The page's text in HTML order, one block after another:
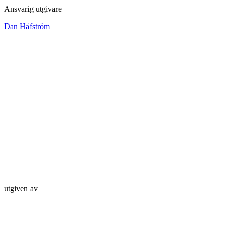
Ansvarig utgivare
Dan Håfström
utgiven av